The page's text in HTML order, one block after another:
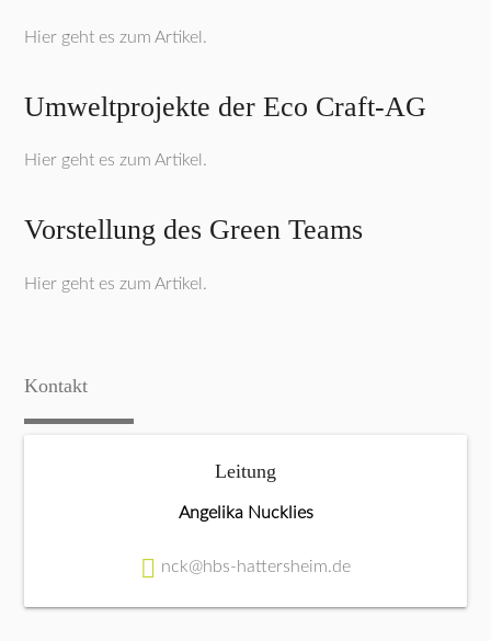
Hier geht es zum Artikel.
Umweltprojekte der Eco Craft-AG
Hier geht es zum Artikel.
Vorstellung des Green Teams
Hier geht es zum Artikel.
Kontakt
Leitung
Angelika Nucklies
nck@hbs-hattersheim.de